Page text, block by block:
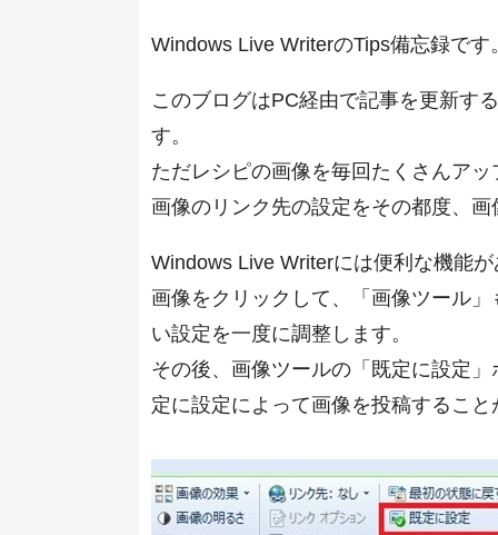
Windows Live WriterのTips備忘録です
このブログはPC経由で記事を更新す
す。
ただレシピの画像を毎回たくさんア
画像のリンク先の設定をその都度、
Windows Live Writerには便利な機能
画像をクリックして、「画像ツール
い設定を一度に調整します。
その後、画像ツールの「既定に設定
定に設定によって画像を投稿するこ